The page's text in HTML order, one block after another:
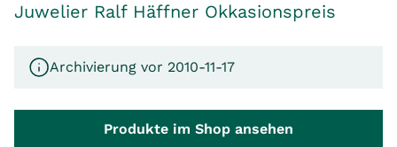
Juwelier Ralf Häffner Okkasionspreis
Archivierung vor 2010-11-17
Produkte im Shop ansehen